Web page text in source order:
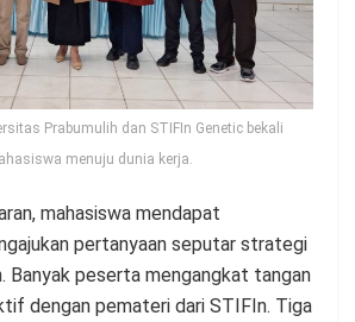
Prabumulih dan STIFIn Genetic bekali
menuju dunia kerja.
mahasiswa mendapat
pertanyaan seputar strategi
Banyak peserta mengangkat tangan
dengan pemateri dari STIFIn. Tiga